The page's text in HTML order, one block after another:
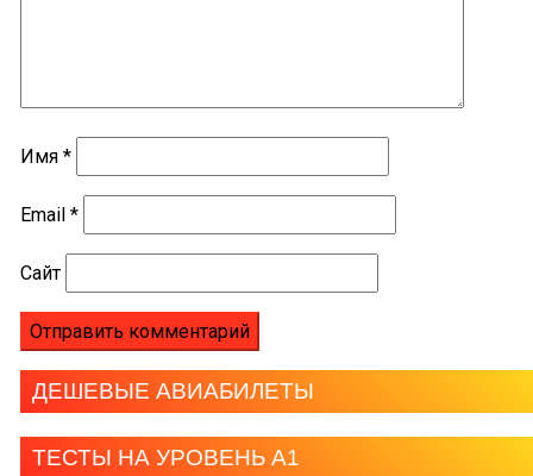
Имя *
Email *
Сайт
ДЕШЕВЫЕ АВИАБИЛЕТЫ
ТЕСТЫ НА УРОВЕНЬ А1